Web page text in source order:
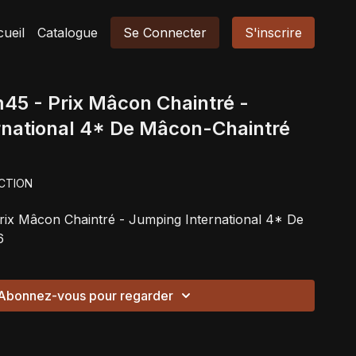
Catalogue Se Connecter S'inscrire
- Prix Mâcon Chaintré -
4* De Mâcon-Chaintré
Mâcon Chaintré - Jumping International 4* De
vous pour regarder